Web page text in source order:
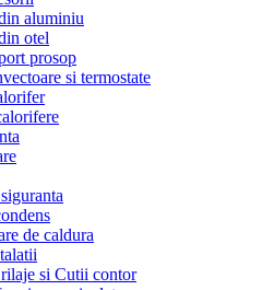
aluminiu
otel
prosop
si termostate
de caldura
si Cutii contor